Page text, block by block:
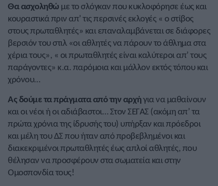
Θα ασχοληθώ με το σλόγκαν που κυκλοφόρησε έως και
κουραστικά πριν απ’ τις περσινές εκλογές « ο στίβος
στους πρωταθλητές» και επαναλαμβάνεται σε διάφορες
βερσιόν του στιλ «οι αθλητές να πάρουν το άθλημα στα
χέρια τους», « οι πρωταθλητές είναι καλύτεροι απ’ τους
παράγοντες» κ.α. παρόμοια και μάλλον εκτός τόπου και
χρόνου…
Ας δούμε τα πράγματα από την αρχήγια να μαθαίνουν
και οι νέοι ή οι αδιάβαστοι… Στον ΣΕΓΑΣ (ακόμη απ’ τα
πρώτα χρόνια της ίδρυσής του) υπήρξαν και πρόεδροι
και μέλη του ΔΣ που ήταν από προβεβλημένοι και
διακεκριμένοι πρωταθλητές έως απλοί αθλητές, που
θέλησαν να προσφέρουν στα σωματεία και στην
Ομοσπονδία τους!